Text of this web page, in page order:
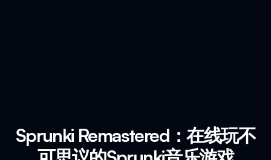
Sprunki Remastered：在线玩不